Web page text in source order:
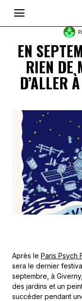
EN
RIEN DE
D’ALLER
Après le Paris Psych
sera le dernier
septembre, à
des jardins et un
succéder pendant